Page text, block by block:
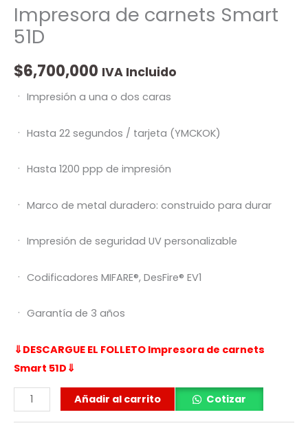
Impresora de carnets Smart
51D
$6,700,000 IVA Incluido
ㆍ Impresión a una o dos caras
ㆍ Hasta 22 segundos / tarjeta (YMCKOK)
ㆍ Hasta 1200 ppp de impresión
ㆍ Marco de metal duradero: construido para durar
ㆍ Impresión de seguridad UV personalizable
ㆍ Codificadores MIFARE®, DesFire® EV1
ㆍ Garantía de 3 años
⇓DESCARGUE EL FOLLETO Impresora de carnets
Smart 51D⇓
Impresora
de
Añadir al carrito Cotizar